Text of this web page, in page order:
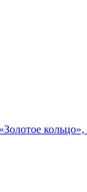
кольцо»,